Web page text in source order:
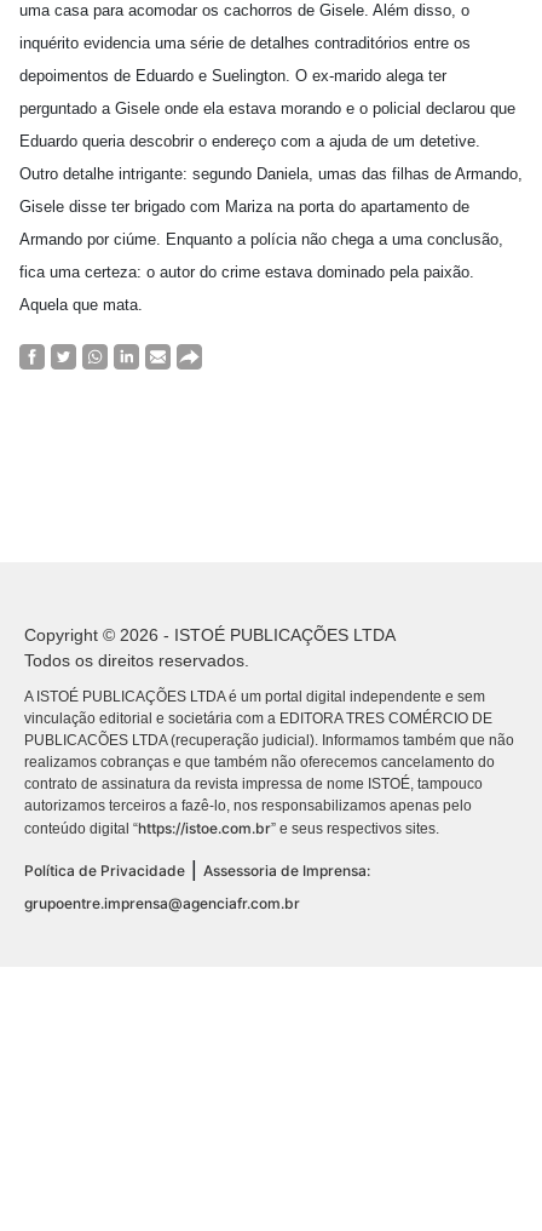
uma casa para acomodar os cachorros de Gisele. Além disso, o
inquérito evidencia uma série de detalhes contraditórios entre os
depoimentos de Eduardo e Suelington. O ex-marido alega ter
perguntado a Gisele onde ela estava morando e o policial declarou que
Eduardo queria descobrir o endereço com a ajuda de um detetive.
Outro detalhe intrigante: segundo Daniela, umas das filhas de Armando,
Gisele disse ter brigado com Mariza na porta do apartamento de
Armando por ciúme. Enquanto a polícia não chega a uma conclusão,
fica uma certeza: o autor do crime estava dominado pela paixão.
Aquela que mata.
Copyright © 2026 - ISTOÉ PUBLICAÇÕES LTDA
Todos os direitos reservados.
A ISTOÉ PUBLICAÇÕES LTDA é um portal digital independente e sem
vinculação editorial e societária com a EDITORA TRES COMÉRCIO DE
PUBLICACÕES LTDA (recuperação judicial). Informamos também que não
realizamos cobranças e que também não oferecemos cancelamento do
contrato de assinatura da revista impressa de nome ISTOÉ, tampouco
autorizamos terceiros a fazê-lo, nos responsabilizamos apenas pelo
conteúdo digital “https://istoe.com.br” e seus respectivos sites.
Política de Privacidade
Assessoria de Imprensa:
grupoentre.imprensa@agenciafr.com.br